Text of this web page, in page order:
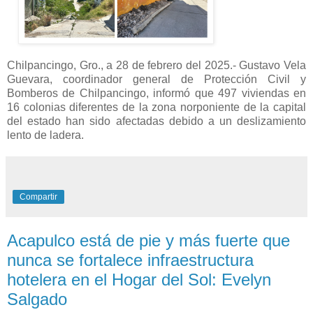
Chilpancingo, Gro., a 28 de febrero del 2025.- Gustavo Vela
Guevara, coordinador general de Protección Civil y
Bomberos de Chilpancingo, informó que 497 viviendas en
16 colonias diferentes de la zona norponiente de la capital
del estado han sido afectadas debido a un deslizamiento
lento de ladera.
Compartir
Acapulco está de pie y más fuerte que
nunca se fortalece infraestructura
hotelera en el Hogar del Sol: Evelyn
Salgado